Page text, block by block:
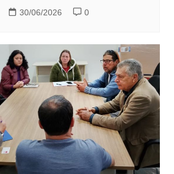
30/06/2026 0